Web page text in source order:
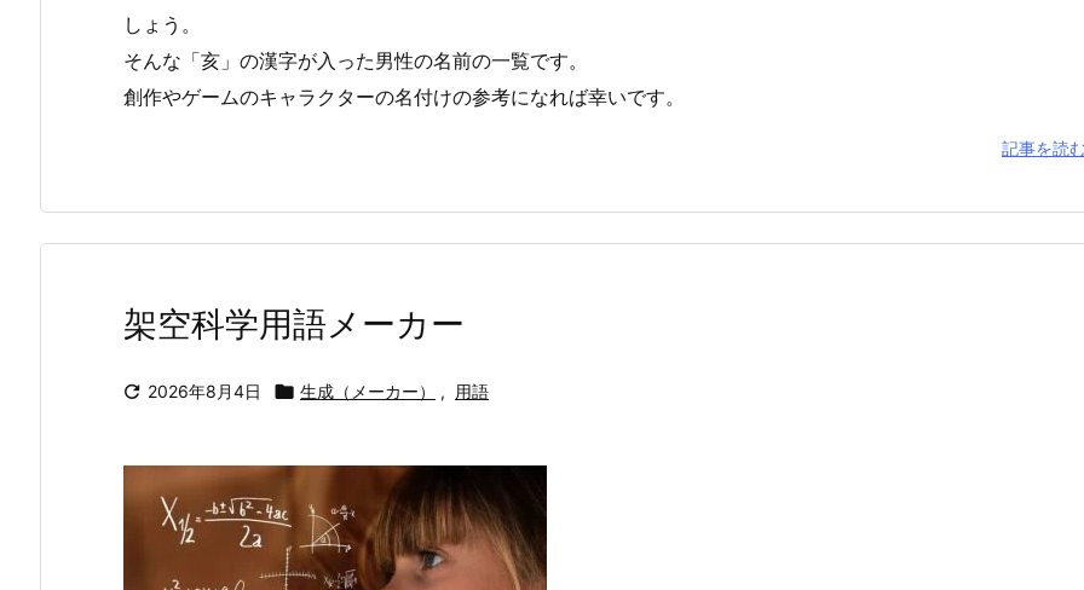
しょう。
そんな「亥」の漢字が入った男性の名前の一覧です。
創作やゲームのキャラクターの名付けの参考になれば幸いです。
記事を読
架空科学用語メーカー
 2026年8月4日  生成（メーカー） , 用語